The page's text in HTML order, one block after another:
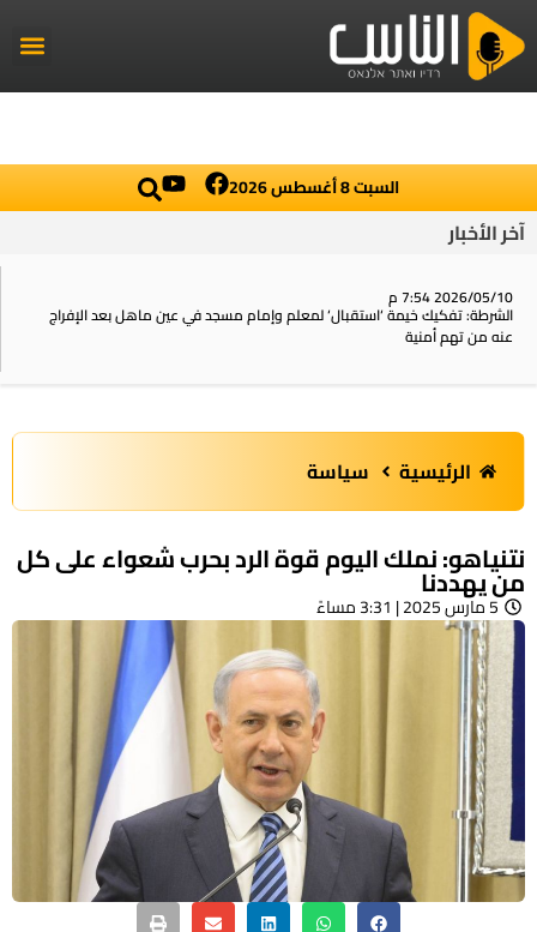
السبت 8 أغسطس 2026
آخر الأخبار
2026/05/10 7:54 م
الشرطة: تفكيك خيمة ‘استقبال‘ لمعلم وإمام مسجد في عين ماهل بعد الإفراج
عنه من تهم أمنية
الرئيسية سياسة
نتنياهو: نملك اليوم قوة الرد بحرب شعواء على كل
من يهددنا
5 مارس 2025 | 3:31 مساءً